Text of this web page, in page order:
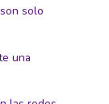
solo
una